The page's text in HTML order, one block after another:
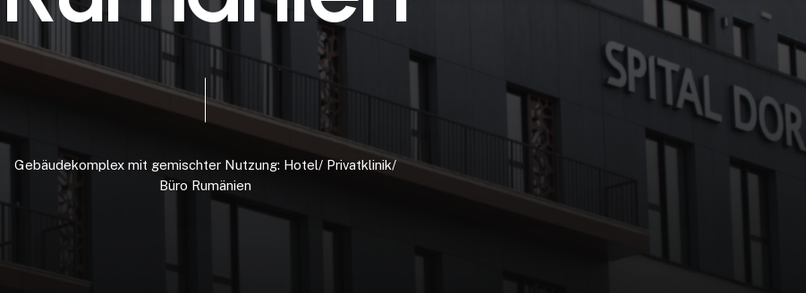
Gebäudekomplex mit gemischter Nutzung: Hotel/ Privatklinik/
Büro Rumänien